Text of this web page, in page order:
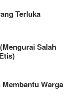
Terluka
Salah
Warga